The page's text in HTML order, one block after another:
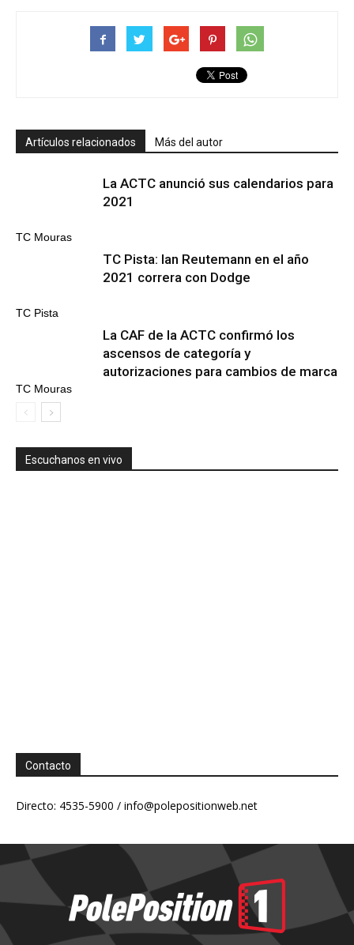
Artículos relacionados Más del autor
TC Mouras
La ACTC anunció sus calendarios para
2021
TC Pista
TC Pista: Ian Reutemann en el año
2021 correra con Dodge
TC Mouras
La CAF de la ACTC confirmó los
ascensos de categoría y
autorizaciones para cambios de marca
Escuchanos en vivo
Contacto
Directo: 4535-5900 / info@polepositionweb.net